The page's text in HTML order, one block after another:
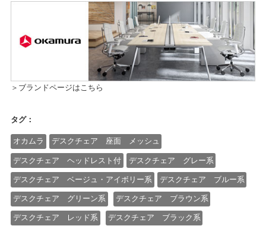
＞ブランドページはこちら
タグ：
オカムラ デスクチェア 座面 メッシュ
デスクチェア ヘッドレスト付 デスクチェア グレー系
デスクチェア ベージュ・アイボリー系 デスクチェア ブルー系
デスクチェア グリーン系 デスクチェア ブラウン系
デスクチェア レッド系 デスクチェア ブラック系